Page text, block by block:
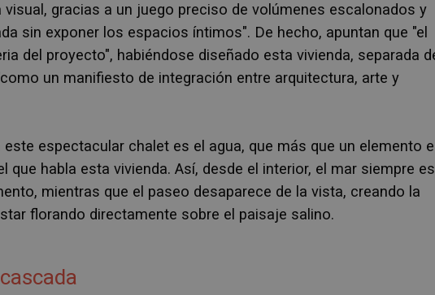
gracias a un juego preciso de volúmenes escalonados y
sin exponer los espacios íntimos". De hecho, apuntan que "el
del proyecto", habiéndose diseñado esta vivienda, separada
un manifiesto de integración entre arquitectura, arte y
espectacular chalet es el agua, que más que un elemento
que habla esta vivienda. Así, desde el interior, el mar siempre
mientras que el paseo desaparece de la vista, creando la
florando directamente sobre el paisaje salino.